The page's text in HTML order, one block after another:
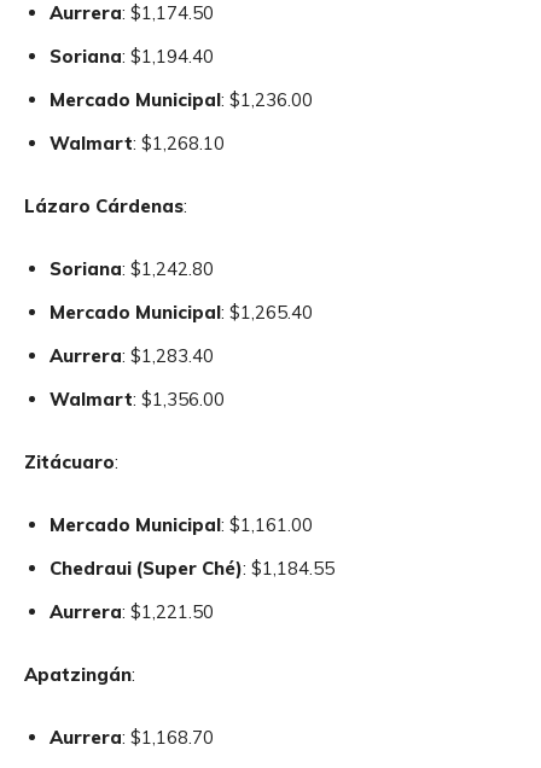
Aurrera: $1,174.50
Soriana: $1,194.40
Mercado Municipal: $1,236.00
Walmart: $1,268.10
Lázaro Cárdenas:
Soriana: $1,242.80
Mercado Municipal: $1,265.40
Aurrera: $1,283.40
Walmart: $1,356.00
Zitácuaro:
Mercado Municipal: $1,161.00
Chedraui (Super Ché): $1,184.55
Aurrera: $1,221.50
Apatzingán:
Aurrera: $1,168.70